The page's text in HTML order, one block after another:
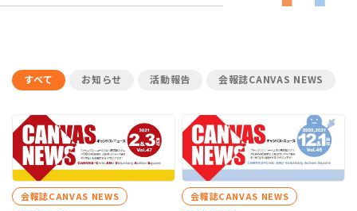
すべて お知らせ 活動報告 会報誌CANVAS NEWS
会報誌CANVAS NEWS 会報誌CANVAS NEWS